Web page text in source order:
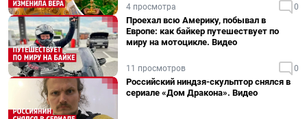
4 просмотра 0
Проехал всю Америку, побывал в
Европе: как байкер путешествует по
миру на мотоцикле. Видео
11 просмотров 0
Российский ниндзя-скульптор снялся в
сериале «Дом Дракона». Видео